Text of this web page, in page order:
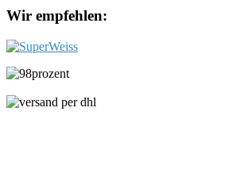
Wir empfehlen: